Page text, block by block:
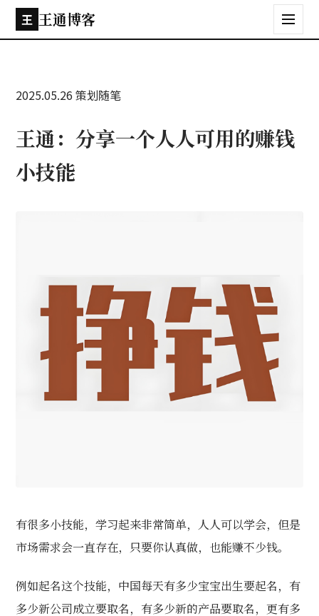
王 王通博客
2025.05.26 策划随笔
王通：分享一个人人可用的赚钱
小技能
有很多小技能，学习起来非常简单，人人可以学会，但是
市场需求会一直存在，只要你认真做，也能赚不少钱。
例如起名这个技能，中国每天有多少宝宝出生要起名，有
多少新公司成立要取名，有多少新的产品要取名，更有多